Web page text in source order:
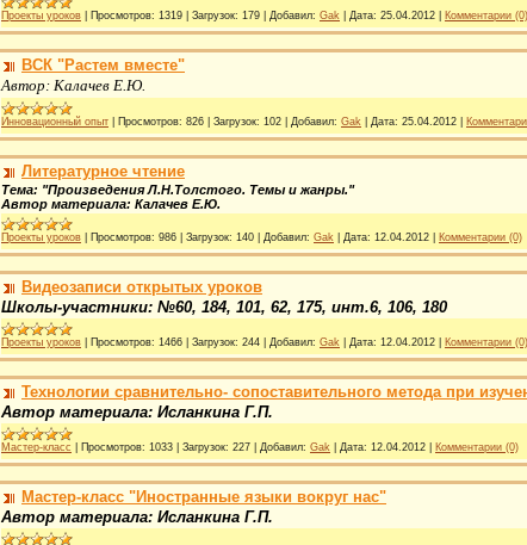
Проекты уроков Просмотров: 1319 Загрузок: 179 Добавил: Gak Дата: 25.04.2012 Комментарии (0)
ВСК "Растем вместе"
Автор: Калачев Е.Ю.
Инновационный опыт Просмотров: 826 Загрузок: 102 Добавил: Gak Дата: 25.04.2012
Литературное чтение
Тема: "Произведения Л.Н.Толстого. Темы и жанры."
Автор материала: Калачев Е.Ю.
Проекты уроков Просмотров: 986 Загрузок: 140 Добавил: Gak Дата: 12.04.2012 Комментарии (0)
Видеозаписи открытых уроков
Школы-участники: №60, 184, 101, 62, 175, инт.6, 106, 180
Проекты уроков Просмотров: 1466 Загрузок: 244 Добавил: Gak Дата: 12.04.2012 Комментарии (0)
Технологии сравнительно- сопоставительного метода при
Автор материала: Исланкина Г.П.
Мастер-класс Просмотров: 1033 Загрузок: 227 Добавил: Gak Дата: 12.04.2012 Комментарии (0)
Мастер-класс "Иностранные языки вокруг нас"
Автор материала: Исланкина Г.П.